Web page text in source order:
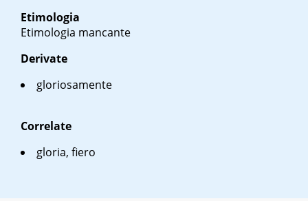
Etimologia
Etimologia mancante
Derivate
gloriosamente
Correlate
gloria, fiero